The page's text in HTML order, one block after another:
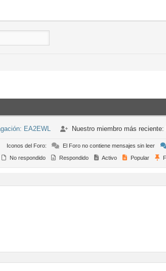
EA2EWL Nuestro miembro más reciente:
Iconos del Foro: El Foro no contiene mensajes sin leer
No respondido Respondido Activo Popular